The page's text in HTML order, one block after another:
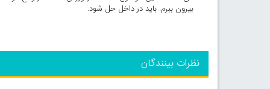
بیرون ببرم. باید در داخل حل شود.
نظرات بینندگان